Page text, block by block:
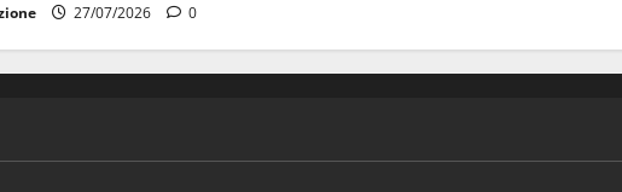
27/07/2026 0